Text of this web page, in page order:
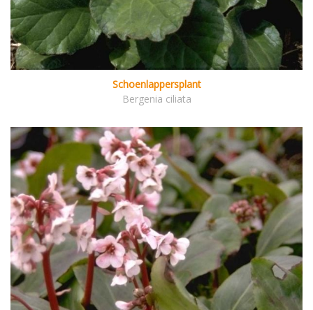
Schoenlappersplant
Bergenia ciliata